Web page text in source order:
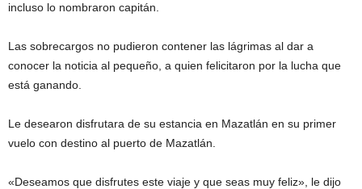
incluso lo nombraron capitán.
Las sobrecargos no pudieron contener las lágrimas al dar a
conocer la noticia al pequeño, a quien felicitaron por la lucha que
está ganando.
Le desearon disfrutara de su estancia en Mazatlán en su primer
vuelo con destino al puerto de Mazatlán.
«Deseamos que disfrutes este viaje y que seas muy feliz», le dijo